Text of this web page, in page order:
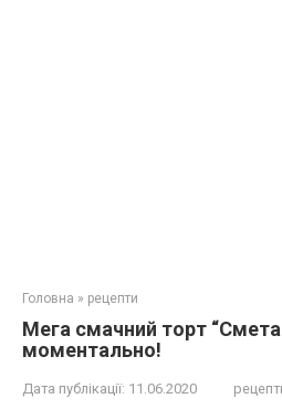
Головна » рецепти
Мега смачний торт
моментально!
Дата публікації: 11.06.2020